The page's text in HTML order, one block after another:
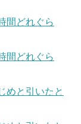
間どれぐら
間どれぐら
めと引いたと